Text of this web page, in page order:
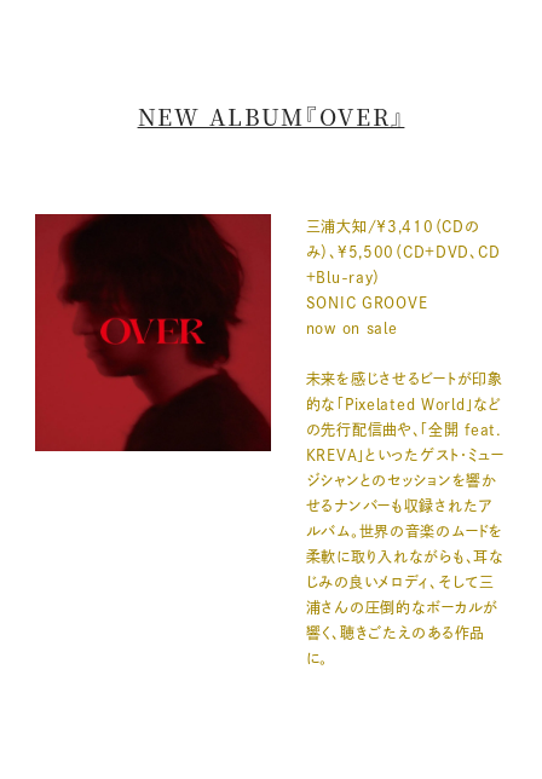
NEW ALBUM『OVER』
三浦大知/￥3,410（CDの
み）、¥5,500（CD＋DVD、CD
＋Blu-ray）
SONIC GROOVE
now on sale
未来を感じさせるビートが印象
的な「Pixelated World」など
の先行配信曲や、「全開 feat.
KREVA」といったゲスト・ミュー
ジシャンとのセッションを響か
せるナンバーも収録されたア
ルバム。世界の音楽のムードを
柔軟に取り入れながらも、耳な
じみの良いメロディ、そして三
浦さんの圧倒的なボーカルが
響く、聴きごたえのある作品
に。